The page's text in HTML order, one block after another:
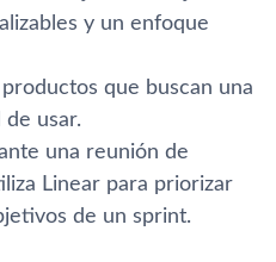
y un enfoque
que buscan una
usar.
una reunión de
Linear para priorizar
de un sprint.